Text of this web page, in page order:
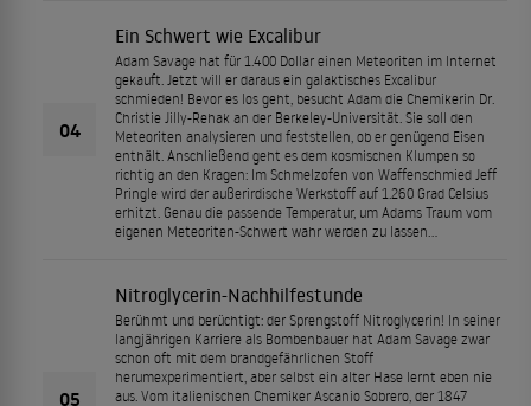
04
Ein Schwert wie Excalibur
Adam Savage hat für 1.400 Dollar einen Meteoriten im Internet
gekauft. Jetzt will er daraus ein galaktisches Excalibur
schmieden! Bevor es los geht, besucht Adam die Chemikerin Dr.
Christie Jilly-Rehak an der Berkeley-Universität. Sie soll den
Meteoriten analysieren und feststellen, ob er genügend Eisen
enthält. Anschließend geht es dem kosmischen Klumpen so
richtig an den Kragen: Im Schmelzofen von Waffenschmied Jeff
Pringle wird der außerirdische Werkstoff auf 1.260 Grad Celsius
erhitzt. Genau die passende Temperatur, um Adams Traum vom
eigenen Meteoriten-Schwert wahr werden zu lassen...
05
Nitroglycerin-Nachhilfestunde
Berühmt und berüchtigt: der Sprengstoff Nitroglycerin! In seiner
langjährigen Karriere als Bombenbauer hat Adam Savage zwar
schon oft mit dem brandgefährlichen Stoff
herumexperimentiert, aber selbst ein alter Hase lernt eben nie
aus. Vom italienischen Chemiker Ascanio Sobrero, der 1847